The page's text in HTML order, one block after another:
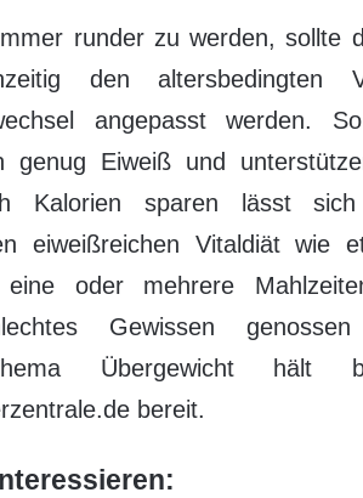
runder zu werden, sollte
den altersbedingten
angepasst werden.
genug Eiweiß und
Kalorien sparen lässt
eiweißreichen Vitaldiät wie
eine oder mehrere
Gewissen
Übergewicht hält
bereit.